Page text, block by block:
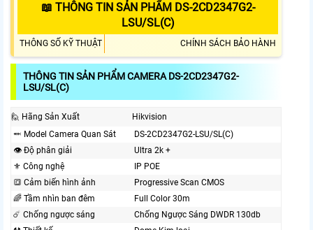
📖 THÔNG TIN SẢN PHẨM DS-2CD2347G2-
LSU/SL(C)
THÔNG SỐ KỸ THUẬT CHÍNH SÁCH BẢO HÀNH
THÔNG TIN SẢN PHẨM CAMERA DS-2CD2347G2-
LSU/SL(C)
🙋 Hãng Sản Xuất
Hikvision
⬽ Model Camera Quan Sát
DS-2CD2347G2-LSU/SL(C)
👁 Độ phân giải
Ultra 2k +
⚜️ Công nghệ
IP POE
🔳 Cảm biến hình ảnh
Progressive Scan CMOS
🌈 Tầm nhìn ban đêm
Full Color 30m
☄️ Chống ngược sáng
Chống Ngược Sáng DWDR 130db